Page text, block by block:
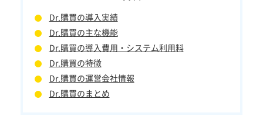
Dr.購買の導入実績
Dr.購買の主な機能
Dr.購買の導入費用・システム利用料
Dr.購買の特徴
Dr.購買の運営会社情報
Dr.購買のまとめ